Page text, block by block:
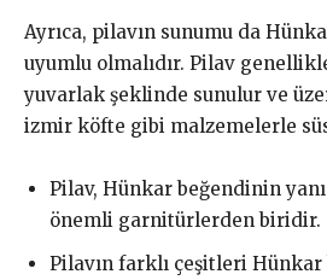
Ayrıca, pilavın sunumu da
uyumlu olmalıdır. Pilav
yuvarlak şeklinde sunulur ve
izmir köfte gibi malzemelerle
Pilav, Hünkar beğendinin
önemli garnitürlerden biridir.
Pilavın farklı çeşitleri